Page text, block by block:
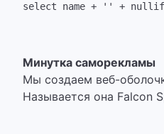
select name + '' +
Минутка саморекламы
Мы создаем веб-
Называется она Falcon